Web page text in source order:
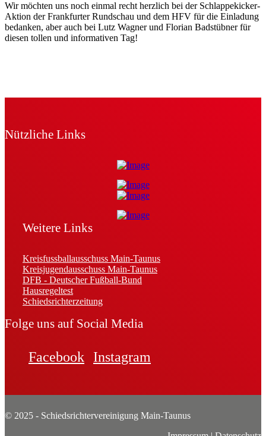
Wir möchten uns noch einmal recht herzlich bei der Schlappekicker-
Aktion der Frankfurter Rundschau und dem HFV für die Einladung
bedanken, aber auch bei Lutz Wagner und Florian Badstübner für
diesen tollen und informativen Tag!
Nützliche Links
Weitere Links
Kreisfussballausschuss Main-Taunus
Kreisjugendausschuss Main-Taunus
DFB - Deutscher Fußball-Bund
Hausregeltest
Schiedsrichterzeitung
Folge uns auf Social Media
Facebook Instagram
© 2025 - Schiedsrichtervereinigung Main-Taunus